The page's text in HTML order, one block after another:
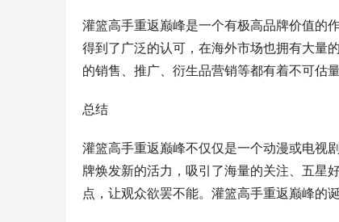
灌篮高手重返巅峰是一个有极高品牌价值的
得到了广泛的认可，在海外市场也拥有大量
的销售、推广、衍生品营销等都有着不可估量
总结
灌篮高手重返巅峰不仅仅是一个动漫或电视
牌焕发新的活力，吸引了海量的关注、五星
点，让观众欲罢不能。灌篮高手重返巅峰的